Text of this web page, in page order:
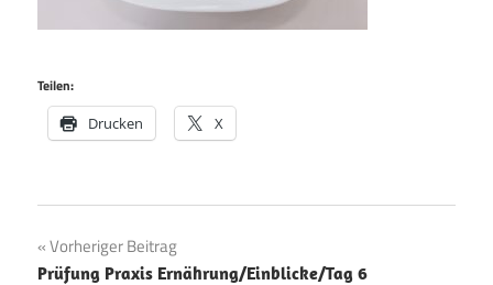
Teilen:
Drucken X
Beitragsnavigation
Vorheriger Beitrag
Prüfung Praxis Ernährung/Einblicke/Tag 6